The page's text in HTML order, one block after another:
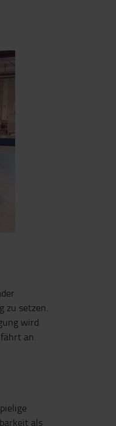
zu setzen.
wird
an.
als